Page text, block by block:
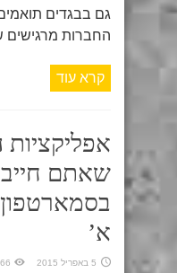
גם בבגדים
החברות מרגישים
קרא עוד
אפליקציות
שאתם
א’
5 באפריל 2015